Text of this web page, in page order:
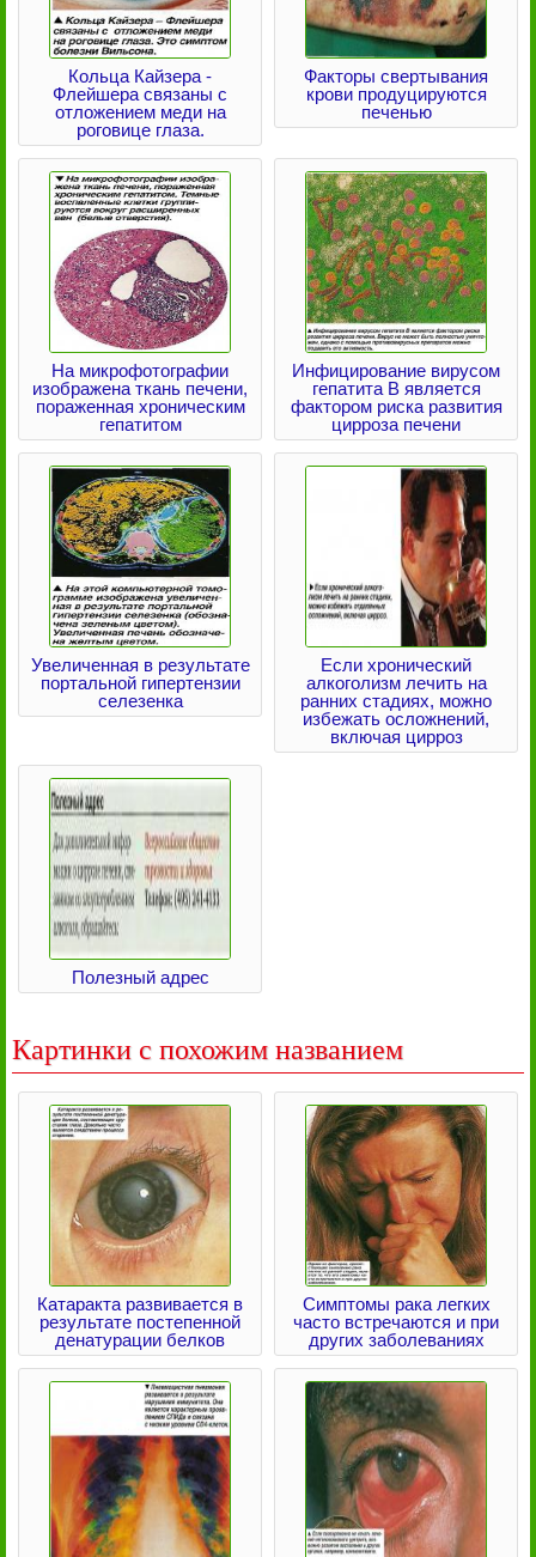
Кольца Кайзера -
Флейшера связаны с
отложением меди на
роговице глаза.
Факторы свертывания
крови продуцируются
печенью
На микрофотографии
изображена ткань печени,
пораженная хроническим
гепатитом
Инфицирование вирусом
гепатита В является
фактором риска развития
цирроза печени
Увеличенная в результате
портальной гипертензии
селезенка
Если хронический
алкоголизм лечить на
ранних стадиях, можно
избежать осложнений,
включая цирроз
Полезный адрес
Картинки с похожим названием
Катаракта развивается в
результате постепенной
денатурации белков
Симптомы рака легких
часто встречаются и при
других заболеваниях